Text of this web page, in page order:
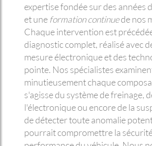
expertise fondée sur des années
et une formation continuede nos
Chaque intervention est
diagnostic complet, réalisé avec
mesure électronique et des
pointe. Nos spécialistes
minutieusement chaque
s'agisse du système de freinage,
l'électronique ou encore de la
de détecter toute anomalie
pourrait compromettre la